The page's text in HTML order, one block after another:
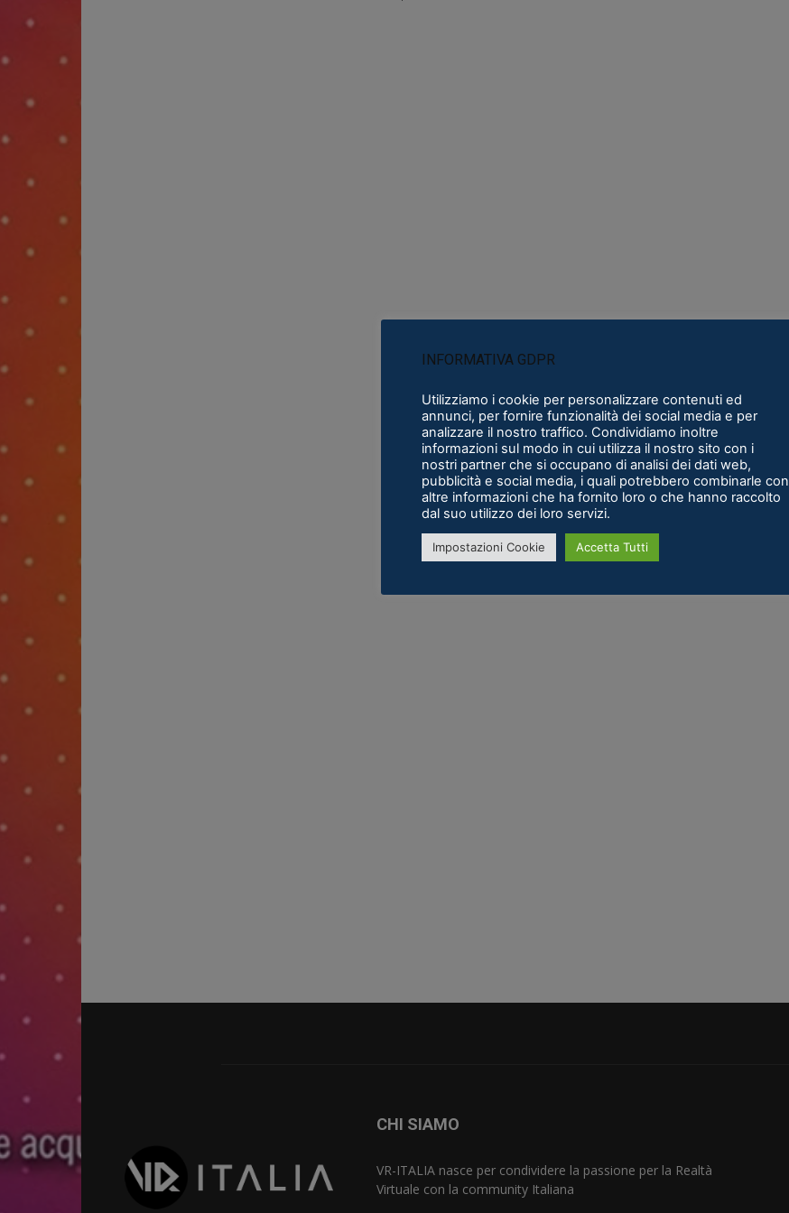
CHI SIAMO
VR-ITALIA nasce per condividere la passione per la Realtà
Virtuale con la community Italiana
INFORMATIVA GDPR
Utilizziamo i cookie per personalizzare contenuti ed
annunci, per fornire funzionalità dei social media e per
analizzare il nostro traffico. Condividiamo inoltre
informazioni sul modo in cui utilizza il nostro sito con i
nostri partner che si occupano di analisi dei dati web,
pubblicità e social media, i quali potrebbero combinarle con
altre informazioni che ha fornito loro o che hanno raccolto
dal suo utilizzo dei loro servizi.
Impostazioni Cookie Accetta Tutti